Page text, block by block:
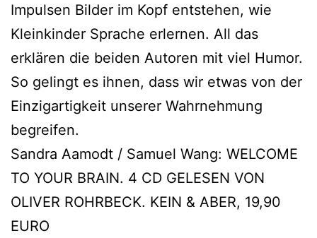
Impulsen Bilder im Kopf entstehen, wie
Kleinkinder Sprache erlernen. All das
erklären die beiden Autoren mit viel Humor.
So gelingt es ihnen, dass wir etwas von der
Einzigartigkeit unserer Wahrnehmung
begreifen.
Sandra Aamodt / Samuel Wang: WELCOME
TO YOUR BRAIN. 4 CD GELESEN VON
OLIVER ROHRBECK. KEIN & ABER, 19,90
EURO